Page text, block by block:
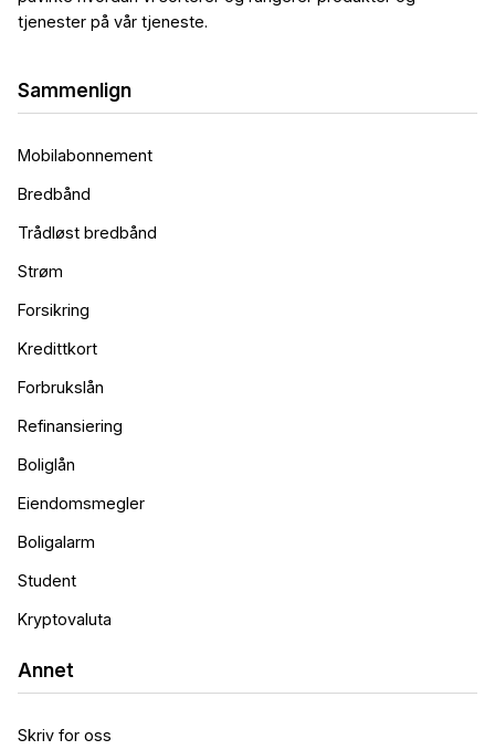
tjenester på vår tjeneste.
Sammenlign
Mobilabonnement
Bredbånd
Trådløst bredbånd
Strøm
Forsikring
Kredittkort
Forbrukslån
Refinansiering
Boliglån
Eiendomsmegler
Boligalarm
Student
Kryptovaluta
Annet
Skriv for oss